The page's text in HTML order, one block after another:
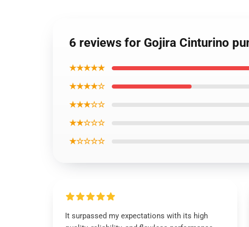
6 reviews for Gojira Cinturino
★★★★★
★★★★☆
★★★☆☆
★★☆☆☆
★☆☆☆☆
It surpassed my expectations with its high